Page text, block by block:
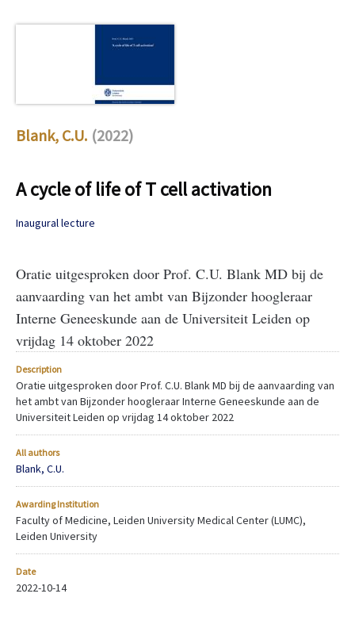
Blank, C.U. (2022)
A cycle of life of T cell activation
Inaugural lecture
Oratie uitgesproken door Prof. C.U. Blank MD bij de
aanvaarding van het ambt van Bijzonder hoogleraar
Interne Geneeskunde aan de Universiteit Leiden op
vrijdag 14 oktober 2022
Description
Oratie uitgesproken door Prof. C.U. Blank MD bij de aanvaarding van
het ambt van Bijzonder hoogleraar Interne Geneeskunde aan de
Universiteit Leiden op vrijdag 14 oktober 2022
All authors
Blank, C.U.
Awarding Institution
Faculty of Medicine, Leiden University Medical Center (LUMC),
Leiden University
Date
2022-10-14